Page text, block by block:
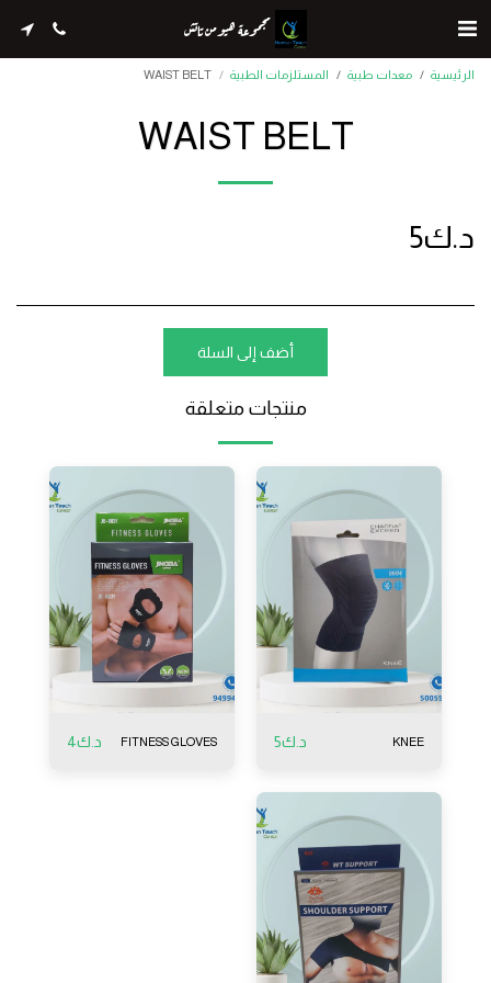
مجموعة هيومن تاتش
الرئيسية معدات طبية المستلزمات الطبية WAIST BELT
WAIST BELT
د.ك5
أضف إلى السلة
منتجات متعلقة
KNEE د.ك5
FITNESS GLOVES د.ك4